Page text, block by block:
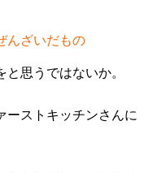
んざいだもの
思うではないか。
ーストキッチンさんに